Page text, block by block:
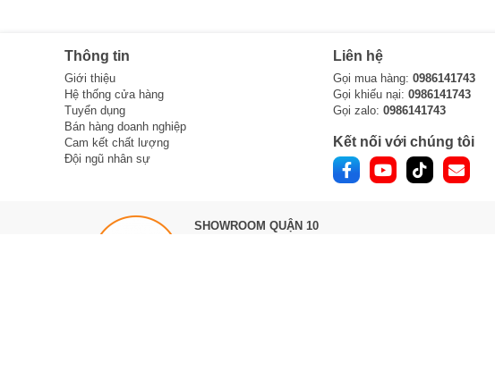
Thông tin
Giới thiệu
Hệ thống cửa hàng
Tuyển dụng
Bán hàng doanh nghiệp
Cam kết chất lượng
Đội ngũ nhân sự
Liên hệ
Gọi mua hàng: 0986141743
Gọi khiếu nại: 0986141743
Gọi zalo: 0986141743
Kết nối với chúng tôi
SHOWROOM QUẬN 10